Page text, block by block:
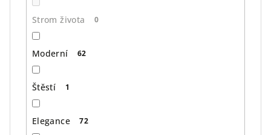
Strom života 0
Moderní 62
Štěstí 1
Elegance 72